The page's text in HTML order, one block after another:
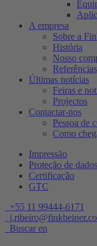
A empresa
Sobre a
História
Nosso
Referências
Últimas notícias
Feiras e
Projectos
Contactar-nos
Pessoa de
Como
Impressão
Proteção de dados
Certificação
GTC
+55 11 99444-6171
Buscar en